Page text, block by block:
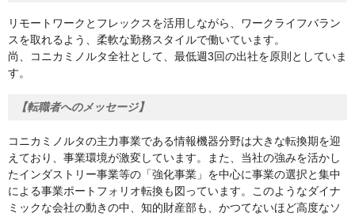
リモートワークとフレックスを活用しながら、ワークライフバラン
スを取れるよう、柔軟な勤務スタイルで働いています。
尚、コニカミノルタ全社として、最低週3回の出社を原則としていま
す。
【転職者へのメッセージ】
コニカミノルタの主力事業である情報機器分野は大きな転換期を迎
えており、事業環境が激変しています。また、当社の強みを活かし
たインダストリー事業等の「強化事業」を中心に事業の選択と集中
による事業ポートフォリオ転換も図っています。このようなダイナ
ミックな会社の動きの中、知的財産部も、かつてないほど高度なソ